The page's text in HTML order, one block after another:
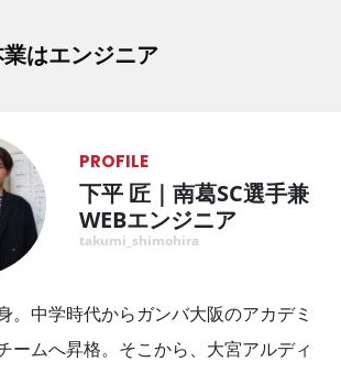
業はエンジニア
PROFILE
下平 匠｜南葛SC選手兼
WEBエンジニア
takumi_shimohira
。中学時代からガンバ大阪のアカデミ
ームへ昇格。そこから、大宮アルディ